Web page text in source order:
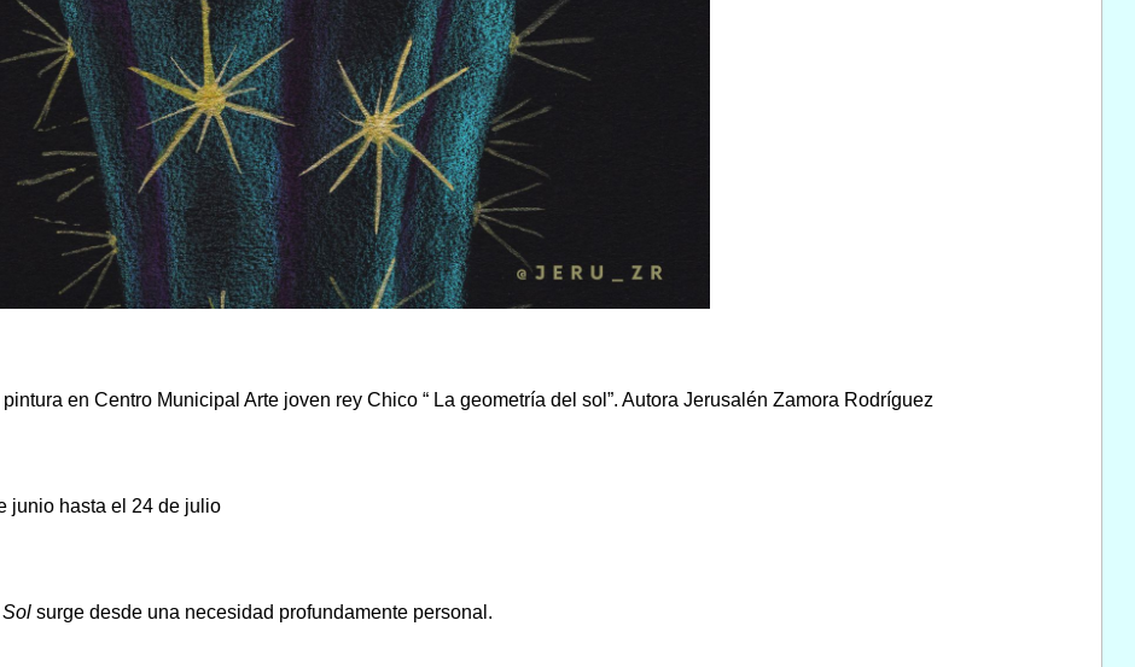
en Centro Municipal Arte joven rey Chico “ La geometría del sol”. Autora Jerusalén Zamora Rodríguez
junio hasta el 24 de julio
surge desde una necesidad profundamente personal.